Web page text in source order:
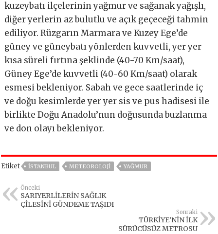
kuzeybatı ilçelerinin yağmur ve sağanak yağışlı,
diğer yerlerin az bulutlu ve açık geçeceği tahmin
ediliyor. Rüzgarın Marmara ve Kuzey Ege’de
güney ve güneybatı yönlerden kuvvetli, yer yer
kısa süreli fırtına şeklinde (40-70 Km/saat),
Güney Ege’de kuvvetli (40-60 Km/saat) olarak
esmesi bekleniyor. Sabah ve gece saatlerinde iç
ve doğu kesimlerde yer yer sis ve pus hadisesi ile
birlikte Doğu Anadolu’nun doğusunda buzlanma
ve don olayı bekleniyor.
Etiket İSTANBUL METEOROLOJI YAĞMUR
Önceki
SARIYERLİLERİN SAĞLIK
ÇİLESİNİ GÜNDEME TAŞIDI
Sonraki
TÜRKİYE’NİN İLK
SÜRÜCÜSÜZ METROSU